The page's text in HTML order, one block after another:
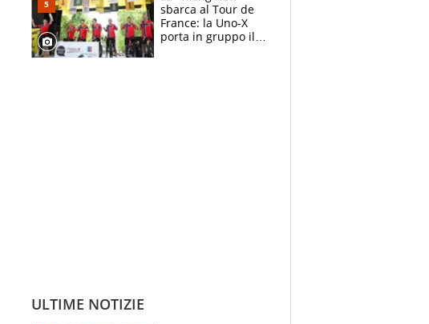
sbarca al Tour de
France: la Uno-X
porta in gruppo il
ULTIME NOTIZIE